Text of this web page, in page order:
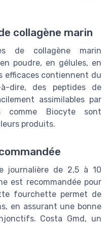
collagène marin
de collagène marin
poudre, en gélules, en
efficaces contiennent du
dire, des peptides de
assimilables par
comme Biocyte sont
produits.
journalière de 2,5 à 10
est recommandée pour
fourchette permet de
en assurant une bonne
Costa Gmd, un